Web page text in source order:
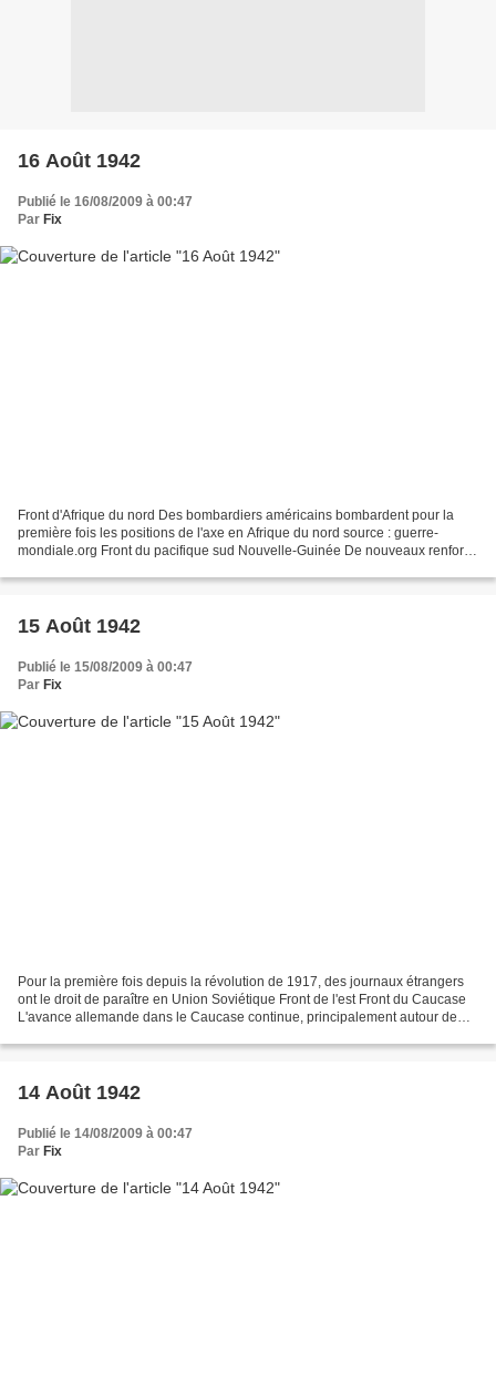
16 Août 1942
Publié le 16/08/2009 à 00:47
Par Fix
Front d'Afrique du nord Des bombardiers américains bombardent pour la
première fois les positions de l'axe en Afrique du nord source : guerre-
mondiale.org Front du pacifique sud Nouvelle-Guinée De nouveaux renforts
15 Août 1942
Publié le 15/08/2009 à 00:47
Par Fix
Pour la première fois depuis la révolution de 1917, des journaux étrangers
ont le droit de paraître en Union Soviétique Front de l'est Front du Caucase
L'avance allemande dans le Caucase continue, principalement autour de
14 Août 1942
Publié le 14/08/2009 à 00:47
Par Fix